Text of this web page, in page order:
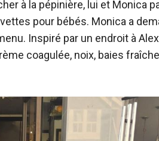
à la pépinière, lui et Monica
pour bébés. Monica a
Inspiré par un endroit à
coagulée, noix, baies